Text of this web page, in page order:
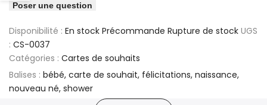
barre
latérale
de
souhaits
Ballons
de
souhaits
-
Ballons
souhaits
Poser une question
Disponibilité : En stock Précommande Rupture de stock UGS
: CS-0037
Catégories : Cartes de souhaits
Balises : bébé carte de souhait félicitations naissance
nouveau né shower